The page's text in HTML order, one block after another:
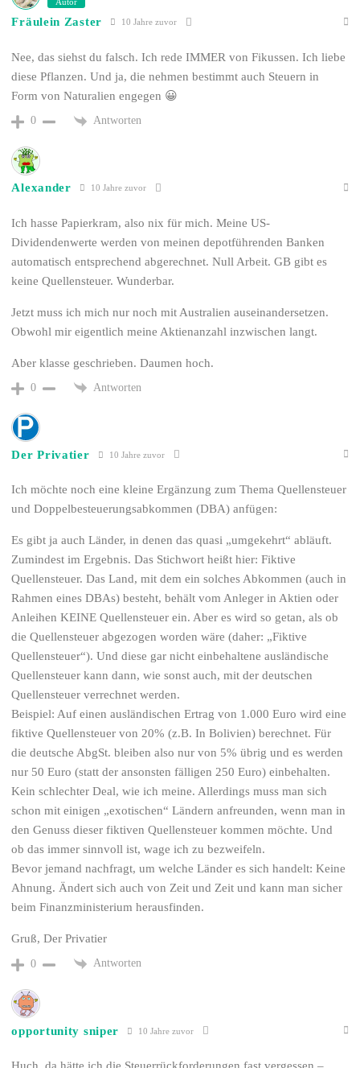
Fräulein Zaster 10 Jahre zuvor
Nee, das siehst du falsch. Ich rede IMMER von Fikussen. Ich liebe
diese Pflanzen. Und ja, die nehmen bestimmt auch Steuern in
Form von Naturalien engegen 😀
0 Antworten
Alexander 10 Jahre zuvor
Ich hasse Papierkram, also nix für mich. Meine US-
Dividendenwerte werden von meinen depotführenden Banken
automatisch entsprechend abgerechnet. Null Arbeit. GB gibt es
keine Quellensteuer. Wunderbar.
Jetzt muss ich mich nur noch mit Australien auseinandersetzen.
Obwohl mir eigentlich meine Aktienanzahl inzwischen langt.
Aber klasse geschrieben. Daumen hoch.
0 Antworten
Der Privatier 10 Jahre zuvor
Ich möchte noch eine kleine Ergänzung zum Thema Quellensteuer
und Doppelbesteuerungsabkommen (DBA) anfügen:
Es gibt ja auch Länder, in denen das quasi „umgekehrt“ abläuft.
Zumindest im Ergebnis. Das Stichwort heißt hier: Fiktive
Quellensteuer. Das Land, mit dem ein solches Abkommen (auch in
Rahmen eines DBAs) besteht, behält vom Anleger in Aktien oder
Anleihen KEINE Quellensteuer ein. Aber es wird so getan, als ob
die Quellensteuer abgezogen worden wäre (daher: „Fiktive
Quellensteuer“). Und diese gar nicht einbehaltene ausländische
Quellensteuer kann dann, wie sonst auch, mit der deutschen
Quellensteuer verrechnet werden.
Beispiel: Auf einen ausländischen Ertrag von 1.000 Euro wird eine
fiktive Quellensteuer von 20% (z.B. In Bolivien) berechnet. Für
die deutsche AbgSt. bleiben also nur von 5% übrig und es werden
nur 50 Euro (statt der ansonsten fälligen 250 Euro) einbehalten.
Kein schlechter Deal, wie ich meine. Allerdings muss man sich
schon mit einigen „exotischen“ Ländern anfreunden, wenn man in
den Genuss dieser fiktiven Quellensteuer kommen möchte. Und
ob das immer sinnvoll ist, wage ich zu bezweifeln.
Bevor jemand nachfragt, um welche Länder es sich handelt: Keine
Ahnung. Ändert sich auch von Zeit und Zeit und kann man sicher
beim Finanzministerium herausfinden.
Gruß, Der Privatier
0 Antworten
opportunity sniper 10 Jahre zuvor